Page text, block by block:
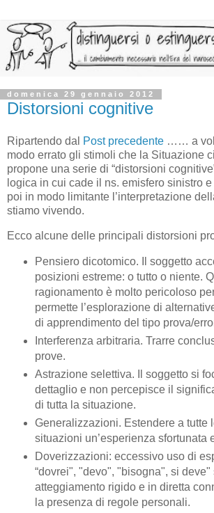
domenica 29 gennaio 2012
Distorsioni cognitive
Ripartendo dal Post precedente …… a
modo errato gli stimoli che la Situazione
propone una serie di “distorsioni
logica in cui cade il ns. emisfero sinistro
poi in modo limitante l’interpretazione
stiamo vivendo.
Ecco alcune delle principali distorsioni
Pensiero dicotomico. Il soggetto
posizioni estreme: o tutto o niente.
ragionamento è molto pericoloso
permette l’esplorazione di
di apprendimento del tipo prova/
Interferenza arbitraria. Trarre
prove.
Astrazione selettiva. Il soggetto si
dettaglio e non percepisce il
di tutta la situazione.
Generalizzazioni. Estendere a tutte
situazioni un’esperienza sfortunata
Doverizzazioni: eccessivo uso di
“dovrei", "devo", "bisogna", si deve"
atteggiamento rigido e in diretta
la presenza di regole personali.